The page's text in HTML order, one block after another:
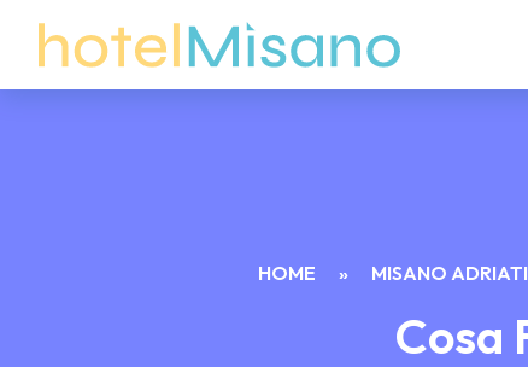
HOME » MISANO
Cosa